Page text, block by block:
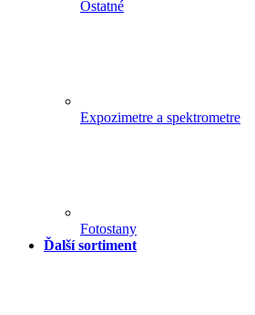
Ostatné
Expozimetre a spektrometre
Fotostany
Ďalší sortiment